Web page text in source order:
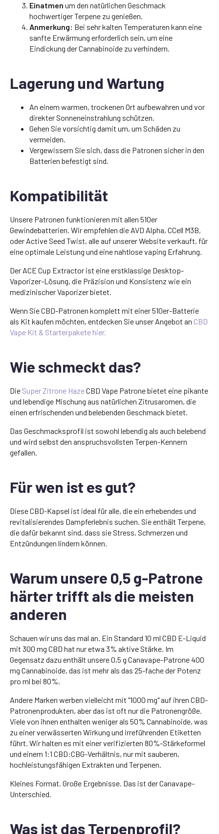
Einatmen um den natürlichen Geschmack
hochwertiger Terpene zu genießen.
Anmerkung: Bei sehr kalten Temperaturen kann eine
sanfte Erwärmung erforderlich sein, um eine
Eindickung der Cannabinoide zu verhindern.
Lagerung und Wartung
An einem warmen, trockenen Ort aufbewahren und vor
direkter Sonneneinstrahlung schützen.
Gehen Sie vorsichtig damit um, um Schäden zu
vermeiden.
Vergewissern Sie sich, dass die Patronen sicher in den
Batterien befestigt sind.
Kompatibilität
Unsere Patronen funktionieren mit allen 510er
Gewindebatterien. Wir empfehlen die AVD Alpha, CCell M3B,
oder Active Seed Twist, alle auf unserer Website verkauft, für
eine optimale Leistung und eine nahtlose vaping Erfahrung.
Der ACE Cup Extractor ist eine erstklassige Desktop-
Vaporizer-Lösung, die Präzision und Konsistenz wie ein
medizinischer Vaporizer bietet.
Wenn Sie CBD-Patronen komplett mit einer 510er-Batterie
als Kit kaufen möchten, entdecken Sie unser Angebot an CBD
Vape Kit & Starterpakete hier.
Wie schmeckt das?
Die Super Zitrone HazeCBD Vape Patrone bietet eine pikante
und lebendige Mischung aus natürlichen Zitrusaromen, die
einen erfrischenden und belebenden Geschmack bietet.
Das Geschmacksprofil ist sowohl lebendig als auch belebend
und wird selbst den anspruchsvollsten Terpen-Kennern
gefallen.
Für wen ist es gut?
Diese CBD-Kapsel ist ideal für alle, die ein erhebendes und
revitalisierendes Dampferlebnis suchen. Sie enthält Terpene,
die dafür bekannt sind, dass sie Stress, Schmerzen und
Entzündungen lindern können.
Warum unsere 0,5 g-Patrone
härter trifft als die meisten
anderen
Schauen wir uns das mal an. Ein Standard 10 ml CBD E-Liquid
mit 300 mg CBD hat nur etwa 3% aktive Stärke. Im
Gegensatz dazu enthält unsere 0,5 g Canavape-Patrone 400
mg Cannabinoide, das ist mehr als das 25-fache der Potenz
pro ml bei 80%.
Andere Marken werben vielleicht mit "1000 mg" auf ihren CBD-
Patronenprodukten, aber das ist oft nur die Patronengröße.
Viele von ihnen enthalten weniger als 50% Cannabinoide, was
zu einer verwässerten Wirkung und irreführenden Etiketten
führt. Wir halten es mit einer verifizierten 80%-Stärkeformel
und einem 1:1 CBD:CBG-Verhältnis, nur mit sauberen,
hochleistungsfähigen Extrakten und Terpenen.
Kleines Format. Große Ergebnisse. Das ist der Canavape-
Unterschied.
Was ist das Terpenprofil?